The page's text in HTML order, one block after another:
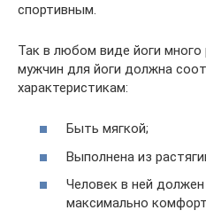
спортивным.
Так в любом виде йоги
мужчин для йоги должна
характеристикам:
Быть мягкой;
Выполнена из
Человек в ней
максимально